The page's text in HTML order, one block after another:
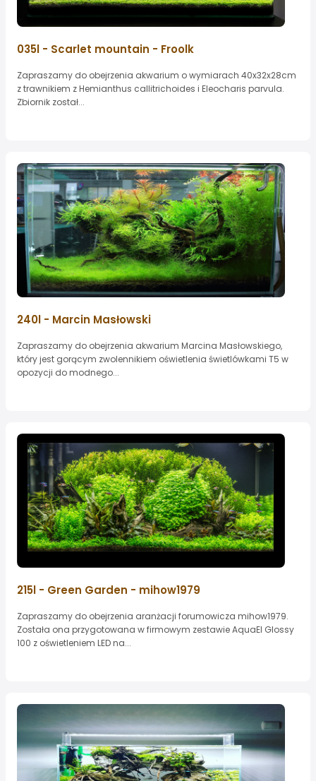
035l - Scarlet mountain - Froolk
Zapraszamy do obejrzenia akwarium o wymiarach 40x32x28cm
z trawnikiem z Hemianthus callitrichoides i Eleocharis parvula.
Zbiornik został...
240l - Marcin Masłowski
Zapraszamy do obejrzenia akwarium Marcina Masłowskiego,
który jest gorącym zwolennikiem oświetlenia świetlówkami T5 w
opozycji do modnego...
215l - Green Garden - mihow1979
Zapraszamy do obejrzenia aranżacji forumowicza mihow1979.
Została ona przygotowana w firmowym zestawie AquaEl Glossy
100 z oświetleniem LED na...